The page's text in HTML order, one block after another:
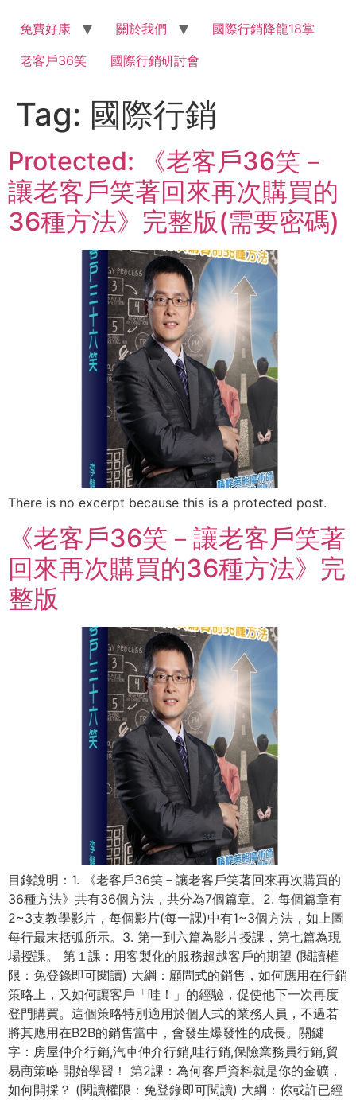
免費好康 關於我們
國際行銷降龍18掌
老客戶36笑
國際行銷研討會
Tag: 國際行銷
Protected: 《老客戶36笑－
讓老客戶笑著回來再次購買的
36種方法》完整版(需要密碼)
There is no excerpt because this is a protected post.
《老客戶36笑－讓老客戶笑著
回來再次購買的36種方法》完
整版
目錄說明：1. 《老客戶36笑－讓老客戶笑著回來再次購買的
36種方法》共有36個方法，共分為7個篇章。2. 每個篇章有
2~3支教學影片，每個影片(每一課)中有1~3個方法，如上圖
每行最末括弧所示。3. 第一到六篇為影片授課，第七篇為現
場授課。 第１課：用客製化的服務超越客戶的期望 (閱讀權
限：免登錄即可閱讀) 大綱：顧問式的銷售，如何應用在行銷
策略上，又如何讓客戶「哇！」的經驗，促使他下一次再度
登門購買。這個策略特別適用於個人式的業務人員，不過若
將其應用在B2B的銷售當中，會發生爆發性的成長。關鍵
字：房屋仲介行銷,汽車仲介行銷,哇行銷,保險業務員行銷,貿
易商策略 開始學習！ 第2課：為何客戶資料就是你的金礦，
如何開採？ (閱讀權限：免登錄即可閱讀) 大綱：你或許已經